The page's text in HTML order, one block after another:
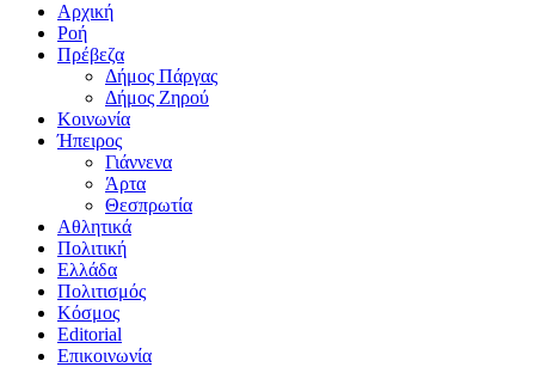
Αρχική
Ροή
Πρέβεζα
Δήμος Πάργας
Δήμος Ζηρού
Κοινωνία
Ήπειρος
Γιάννενα
Άρτα
Θεσπρωτία
Αθλητικά
Πολιτική
Ελλάδα
Πολιτισμός
Κόσμος
Editorial
Επικοινωνία